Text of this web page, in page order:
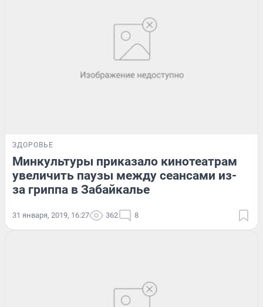
ЗДОРОВЬЕ
Минкультуры приказало кинотеатрам
увеличить паузы между сеансами из-
за гриппа в Забайкалье
31 января, 2019, 16:27 362 8